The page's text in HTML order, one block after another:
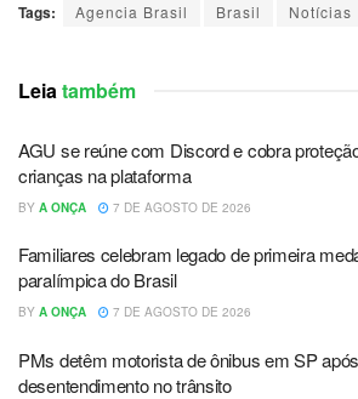
Tags: Agencia Brasil Brasil Notícias
Leiatambém
AGU se reúne com Discord e cobra
crianças na plataforma
BY A ONÇA 7 DE AGOSTO DE 2026
Familiares celebram legado de primeira
paralímpica do Brasil
BY A ONÇA 7 DE AGOSTO DE 2026
PMs detêm motorista de ônibus em SP após
desentendimento no trânsito